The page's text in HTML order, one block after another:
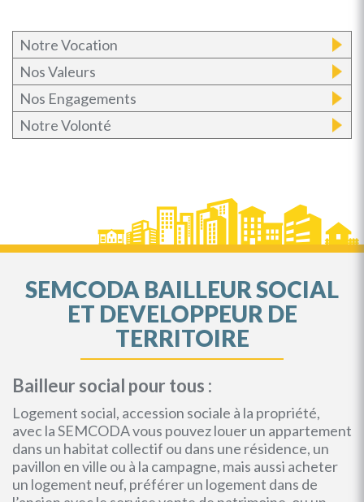
Notre Vocation
Nos Valeurs
Nos Engagements
Notre Volonté
SEMCODA BAILLEUR SOCIAL
ET DEVELOPPEUR DE
TERRITOIRE
Bailleur social pour tous :
Logement social, accession sociale à la propriété,
avec la SEMCODA vous pouvez louer un appartement
dans un habitat collectif ou dans une résidence, un
pavillon en ville ou à la campagne, mais aussi acheter
un logement neuf, préférer un logement dans de